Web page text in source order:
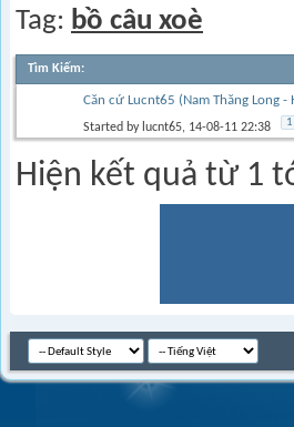
Tag: bồ câu xoè
Tìm Kiếm:
Căn cứ Lucnt65 (Nam Thăng Long -
Started by lucnt65, 14-08-11 22:38 1
Hiện kết quả từ 1